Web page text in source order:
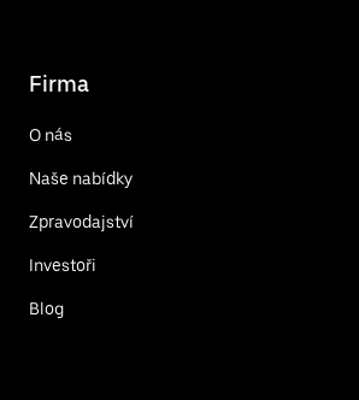
Firma
O nás
Naše nabídky
Zpravodajství
Investoři
Blog